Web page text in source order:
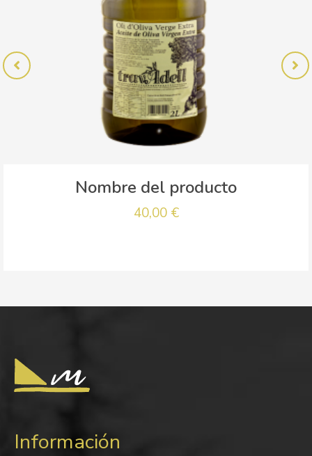
Nombre del producto
40,00 €
Información